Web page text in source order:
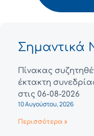
Σημαντικά
Πίνακας
έκτακτη
στις 06-08-2026
10 Αυγούστου, 2026
Περισσότερα »